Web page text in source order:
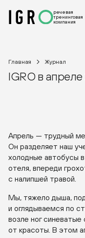
речевая
тренинговая
компания
Главная Журнал
IGRO в апреле
Апрель — трудный
Он разделяет наш
холодные автобусы
отеля, впереди
с налипшей травой.
Мы, тяжело дыша,
и оглядываемся по
возле ног синеватые
от красоты. В этом